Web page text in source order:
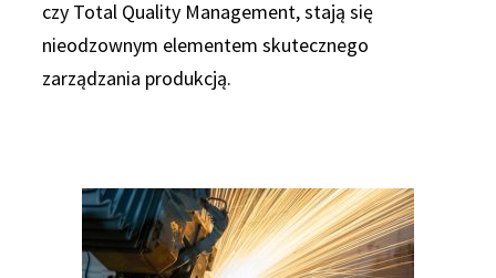
czy Total Quality Management, stają się
nieodzownym elementem skutecznego
zarządzania produkcją.